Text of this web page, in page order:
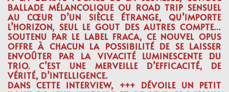
BALLADE MÉLANCOLIQUE OU ROAD TRIP SENSUEL
AU CŒUR D’UN SIÈCLE ÉTRANGE, QU’IMPORTE
L’HORIZON, SEUL LE GOUT DES AUTRES COMPTE…
SOUTENU PAR LE LABEL FRACA, CE NOUVEL OPUS
OFFRE À CHACUN LA POSSIBILITÉ DE SE LAISSER
ENVOÛTER PAR LA VIVACITÉ LUMINESCENTE DU
TRIO. C’EST UNE MERVEILLE D’EFFICACITÉ, DE
VÉRITÉ, D’INTELLIGENCE.
DANS CETTE INTERVIEW, +++ DÉVOILE UN PETIT